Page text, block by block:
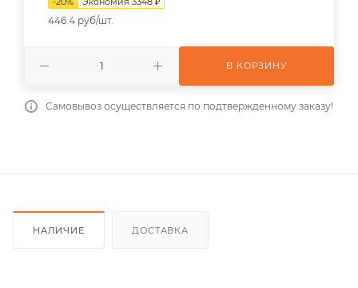
446.4 руб/шт.
В КОРЗИНУ
Самовывоз осуществляется по подтвержденному заказу!
НАЛИЧИЕ ДОСТАВКА